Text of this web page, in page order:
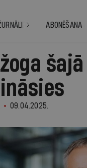
ABONĒŠANA
09.04.2025.